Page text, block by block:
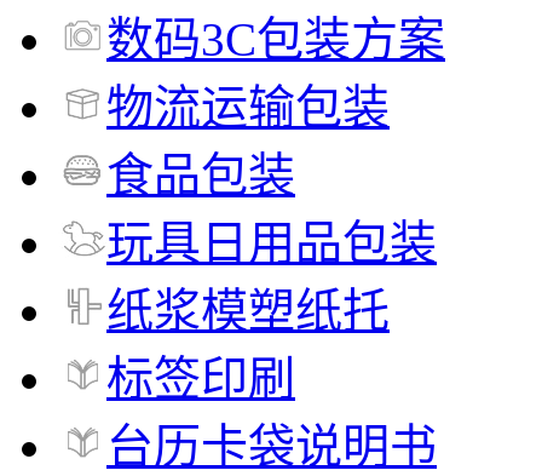
数码3C包装方案
物流运输包装
食品包装
玩具日用品包装
纸浆模塑纸托
标签印刷
台历卡袋说明书